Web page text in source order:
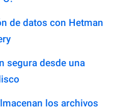
de datos con Hetman
segura desde una
los archivos